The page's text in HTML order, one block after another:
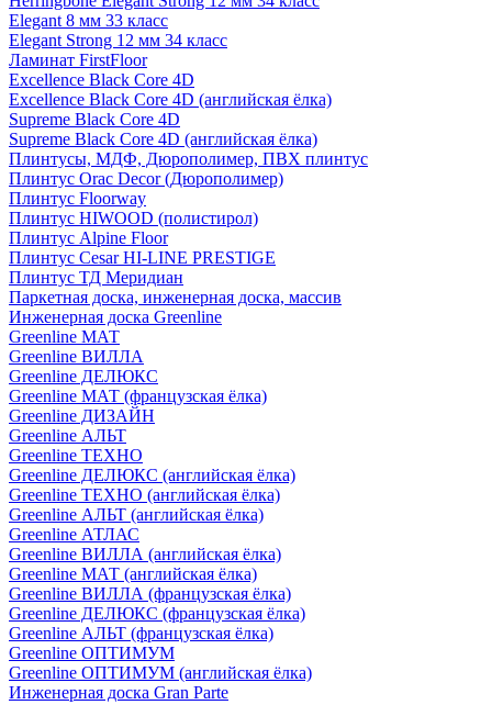
Elegant 8 мм 33 класс
Elegant Strong 12 мм 34 класс
Ламинат FirstFloor
Excellence Black Core 4D
Excellence Black Core 4D (английская ёлка)
Supreme Black Core 4D
Supreme Black Core 4D (английская ёлка)
Плинтусы, МДФ, Дюрополимер, ПВХ плинтус
Плинтус Orac Decor (Дюрополимер)
Плинтус Floorway
Плинтус HIWOOD (полистирол)
Плинтус Alpine Floor
Плинтус Cesar HI-LINE PRESTIGE
Плинтус ТД Меридиан
Паркетная доска, инженерная доска, массив
Инженерная доска Greenline
Greenline МАТ
Greenline ВИЛЛА
Greenline ДЕЛЮКС
Greenline МАТ (французская ёлка)
Greenline ДИЗАЙН
Greenline АЛЬТ
Greenline ТЕХНО
Greenline ДЕЛЮКС (английская ёлка)
Greenline ТЕХНО (английская ёлка)
Greenline АЛЬТ (английская ёлка)
Greenline АТЛАС
Greenline ВИЛЛА (английская ёлка)
Greenline МАТ (английская ёлка)
Greenline ВИЛЛА (французская ёлка)
Greenline ДЕЛЮКС (французская ёлка)
Greenline АЛЬТ (французская ёлка)
Greenline ОПТИМУМ
Greenline ОПТИМУМ (английская ёлка)
Инженерная доска Gran Parte